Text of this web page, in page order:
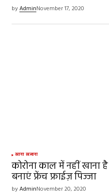
byAdminNovember 17, 2020
खाना खजाना
कोरोना काल में नहीं खाना
बनाएं फ्रेंच फ्राईज़ पिज्जा
byAdminNovember 20, 2020